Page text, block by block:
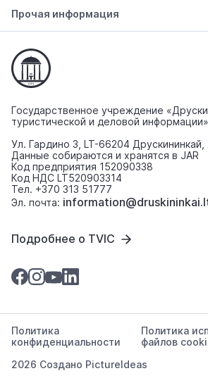
Прочая информация
Государственное учреждение
туристической и деловой информации»
Ул. Гардино 3, LT-66204 Друскининкай,
Данные собираются и хранятся в JAR
Код предприятия 152090338
Код НДС LT520903314
Тел. +370 313 51777
Эл. почта:
Подробнее о TVIC
2026 Создано PictureIdeas
Политика
конфиденциальности
Политика
файлов